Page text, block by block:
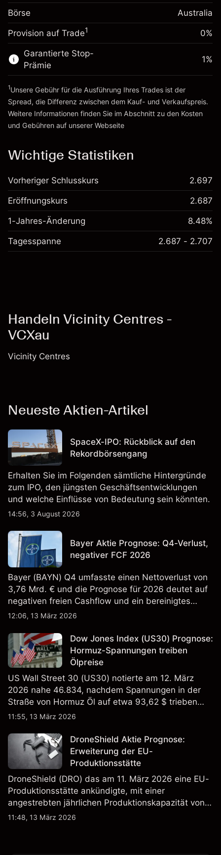
~A$5,000.00
Geld aus Hebelwirkung ~
Zur Plattform
fremdfinanzierten
Positionswert
%
(A$0.04)
Positionsgröße mit Hebelwirkung
~A$5,000.00
Geld aus Hebelwirkung ~
Zur Plattform
Börse Australia
Provision auf Trade1 0%
Garantierte Stop-
Prämie
1%
1Unsere Gebühr für die Ausführung Ihres Trades ist der
Spread, die Differenz zwischen dem Kauf- und Verkaufspreis.
Weitere Informationen finden Sie im Abschnitt zu den Kosten
und Gebühren auf unserer Webseite
Wichtige Statistiken
Vorheriger Schlusskurs 2.697
Eröffnungskurs 2.687
1-Jahres-Änderung 8.48%
Tagesspanne 2.687 - 2.707
Handeln Vicinity Centres -
VCXau
Vicinity Centres
Neueste Aktien-Artikel
SpaceX-IPO: Rückblick auf den
Rekordbörsengang
Erhalten Sie im Folgenden sämtliche Hintergründe
zum IPO, den jüngsten Geschäftsentwicklungen
und welche Einflüsse von Bedeutung sein könnten.
14:56, 3 August 2026
Bayer Aktie Prognose: Q4-Verlust,
negativer FCF 2026
Bayer (BAYN) Q4 umfasste einen Nettoverlust von
3,76 Mrd. € und die Prognose für 2026 deutet auf
negativen freien Cashflow und ein bereinigtes
EBITDA von 9,6–10,1 Mrd. € hin. Die
verlässlicher Indikator für zukünftige Ergebnisse.
12:06, 13 März 2026
Dow Jones Index (US30) Prognose:
Hormuz-Spannungen treiben
Ölpreise
US Wall Street 30 (US30) notierte am 12. März
2026 nahe 46.834, nachdem Spannungen in der
Straße von Hormuz Öl auf etwa 93,62 $ trieben
und die US-Arbeitslosigkeit auf 4,4% stieg. Die
verlässlicher Indikator für zukünftige Ergebnisse.
11:55, 13 März 2026
DroneShield Aktie Prognose:
Erweiterung der EU-
Produktionsstätte
DroneShield (DRO) das am 11. März 2026 eine EU-
Produktionsstätte ankündigte, mit einer
angestrebten jährlichen Produktionskapazität von
etwa 2,4 Mrd. AUD bis Ende 2026. Die
11:48, 13 März 2026